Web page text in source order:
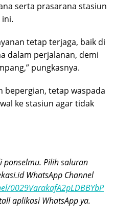
serta prasarana stasiun
tetap terjaga, baik di
dalam perjalanan, demi
pungkasnya.
bepergian, tetap waspada
ke stasiun agar tidak
ponselmu. Pilih saluran
WhatsApp Channel
0029VarakafA2pLDBBYbP
aplikasi WhatsApp ya.